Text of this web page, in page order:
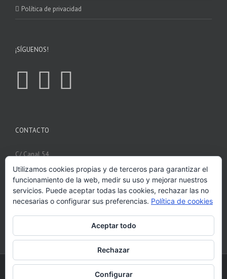
Política de privacidad
¡SÍGUENOS!
CONTACTO
C/ Canal 54
41006 Sevilla
Teléfonos: 690 75 09 13
Correo:contacto@escaperoomelorfanato.com
Escape Room El Orfanato (2019-2026) | Website bySotoNet 2.0
Utilizamos cookies propias y de terceros para garantizar el
funcionamiento de la web, medir su uso y mejorar nuestros
servicios. Puede aceptar todas las cookies, rechazar las no
necesarias o configurar sus preferencias. Política de cookies
Aceptar todo
Rechazar
Configurar